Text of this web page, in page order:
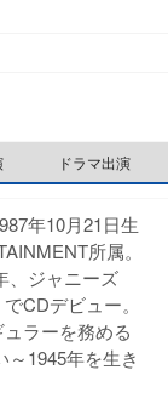
ドラマ出演
年10月21日生
所属。
、ジャニーズ
CDデビュー。
ラーを務める
～1945年を生き